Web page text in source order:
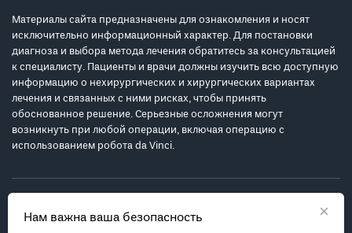
×
Нам важна ваша безопасность
Материалы сайта предназначены для ознакомления и носят
исключительно информационный характер. Для постановки
диагноза и выбора метода лечения обратитесь за консультацией
к специалисту. Пациенты и врачи должны изучить всю доступную
информацию о нехирургических и хирургических вариантах
лечения и связанных с ними рисках, чтобы принять
обоснованное решение. Серьезные осложнения могут
возникнуть при любой операции, включая операцию с
использованием робота da Vinci.